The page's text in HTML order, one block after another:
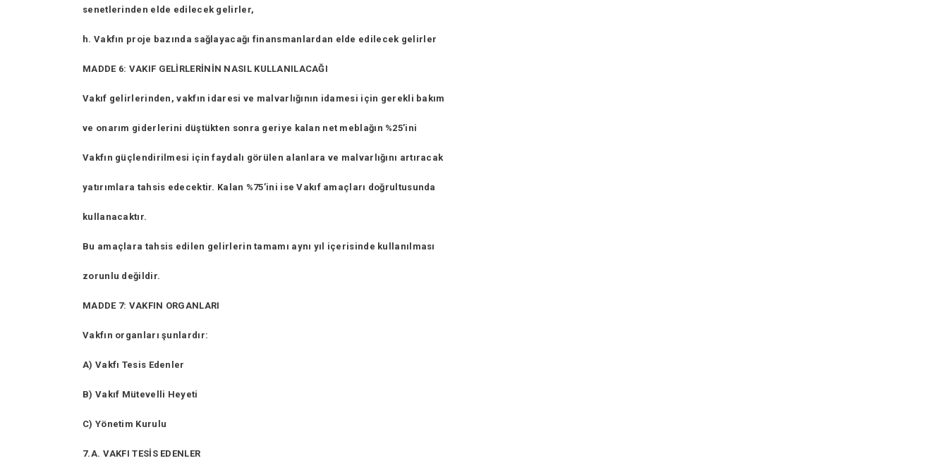
senetlerinden elde edilecek gelirler,
h. Vakfın proje bazında sağlayacağı finansmanlardan elde edilecek gelirler
MADDE 6: VAKIF GELİRLERİNİN NASIL KULLANILACAĞI
Vakıf gelirlerinden, vakfın idaresi ve malvarlığının idamesi için gerekli bakım
ve onarım giderlerini düştükten sonra geriye kalan net meblağın %25’ini
Vakfın güçlendirilmesi için faydalı görülen alanlara ve malvarlığını artıracak
yatırımlara tahsis edecektir. Kalan %75’ini ise Vakıf amaçları doğrultusunda
kullanacaktır.
Bu amaçlara tahsis edilen gelirlerin tamamı aynı yıl içerisinde kullanılması
zorunlu değildir.
MADDE 7: VAKFIN ORGANLARI
Vakfın organları şunlardır:
A) Vakfı Tesis Edenler
B) Vakıf Mütevelli Heyeti
C) Yönetim Kurulu
7.A. VAKFI TESİS EDENLER